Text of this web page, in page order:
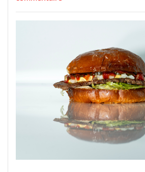
les
Burgers
Bruxelles
:
Une
Explosion
de
Saveurs